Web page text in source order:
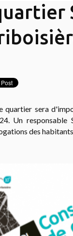
quartier sera
Un responsable
des habitants.